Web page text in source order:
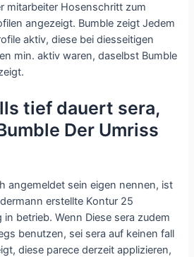
mitarbeiter Hosenschritt zum
angezeigt. Bumble zeigt Jedem
aktiv, diese bei diesseitigen
min. aktiv waren, daselbst Bumble
tief dauert sera,
Der Umriss
angemeldet sein eigen nennen, ist
erstellte Kontur 25
betrieb. Wenn Diese sera zudem
benutzen, sei sera auf keinen fall
diese parece derzeit applizieren,